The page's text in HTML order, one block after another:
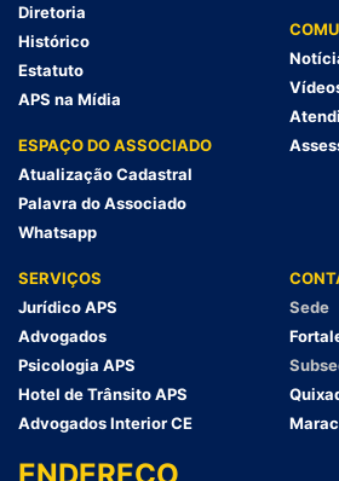
Diretoria
Histórico
Estatuto
APS na Mídia
ESPAÇO DO ASSOCIADO
Atualização Cadastral
Palavra do Associado
Whatsapp
SERVIÇOS
Jurídico APS
Advogados
Psicologia APS
Hotel de Trânsito APS
Advogados Interior CE
Sede